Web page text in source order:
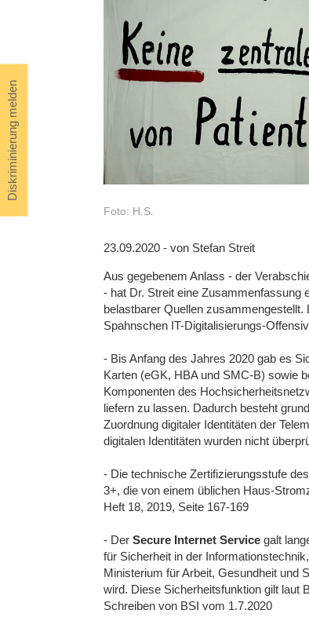
Diskriminierung melden
Foto: H.S.
23.09.2020 - von Stefan Streit
Aus gegebenem Anlass - der
- hat Dr. Streit eine Zusammenfassung
belastbarer Quellen
Spahnschen IT-Digitalisierungs-
- Bis Anfang des Jahres 2020 gab es
Karten (eGK, HBA und SMC-B) sowie
Komponenten des
liefern zu lassen. Dadurch besteht
Zuordnung digitaler Identitäten der
digitalen Identitäten wurden nicht
- Die technische Zertifizierungsstufe
3+, die von einem üblichen Haus-
Heft 18, 2019, Seite 167-169
- Der Secure Internet Service galt
für Sicherheit in der
Ministerium für Arbeit, Gesundheit und
wird. Diese Sicherheitsfunktion gilt laut
Schreiben von BSI vom 1.7.2020